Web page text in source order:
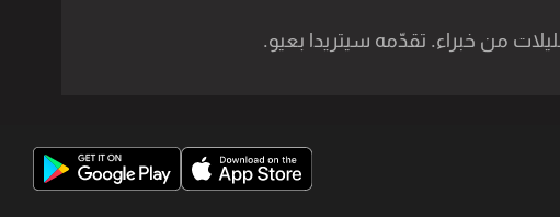
من خبراء. تقدّمه سيتريدا بعيو.